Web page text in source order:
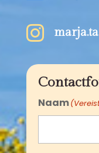

Naam